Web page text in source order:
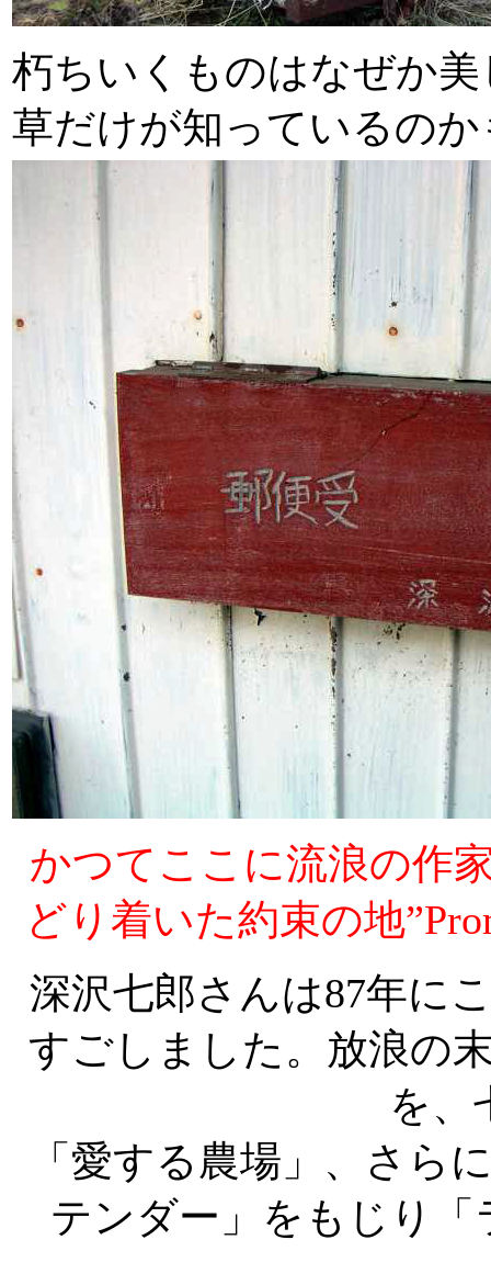
朽ちいくものはなぜか
草だけが知っているのか
かつてここに流浪の作
どり着いた約束の地”
深沢七郎さんは87年に
すごしました。放浪の
を、
「愛する農場」、さら
テンダー」をもじり